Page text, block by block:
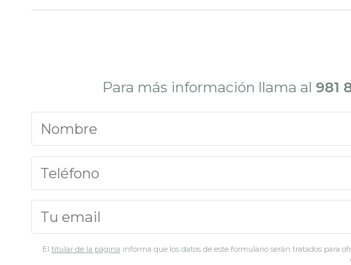
Para más información llama al 981
El titular de la página informa que los datos de este formulario serán tratados para